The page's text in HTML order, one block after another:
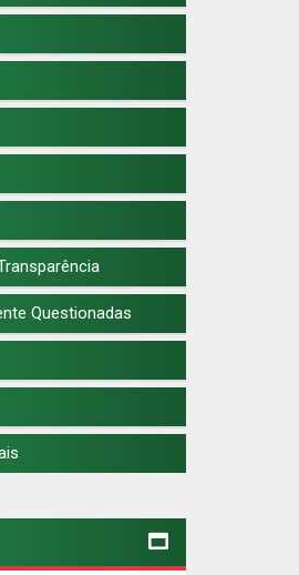
Questionadas